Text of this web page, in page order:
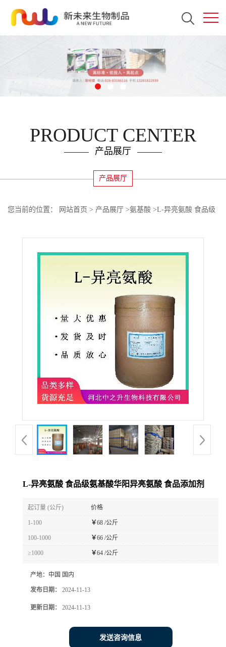
PRODUCT CENTER
产品展厅
产品展厅
您当前的位置： 网站首页 > 产品展厅 >氨基酸 >L-异亮氨酸 食品级
L-异亮氨酸 食品级氨基酸华阳异亮氨酸 食品添加剂
起订量 (公斤) 价格
1-100 ￥68 /公斤
100-1000 ￥66 /公斤
≥1000 ￥64 /公斤
产地： 中国 国内
发布日期： 2024-11-13
更新日期： 2024-11-13
发送咨询信息